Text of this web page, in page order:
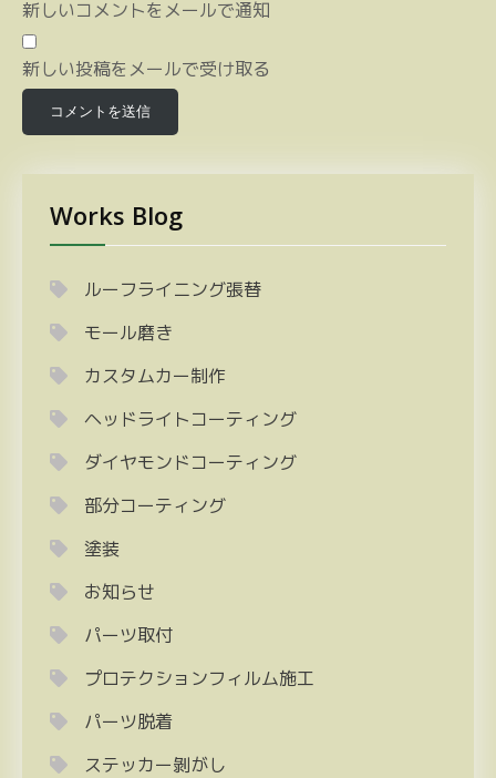
新しいコメントをメールで通知
新しい投稿をメールで受け取る
Works Blog
ルーフライニング張替
モール磨き
カスタムカー制作
ヘッドライトコーティング
ダイヤモンドコーティング
部分コーティング
塗装
お知らせ
パーツ取付
プロテクションフィルム施工
パーツ脱着
ステッカー剝がし